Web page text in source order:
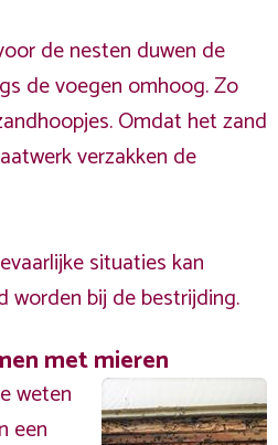
de nesten duwen de
de voegen omhoog. Zo
Omdat het zand
verzakken de
situaties kan
worden bij de bestrijding.
met mieren
weten
een